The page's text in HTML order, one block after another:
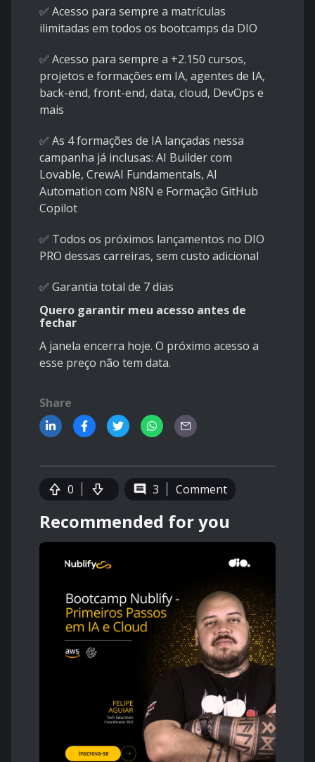
✅ Acesso para sempre a matrículas
ilimitadas em todos os bootcamps da DIO
✅ Acesso para sempre a +2.150 cursos,
projetos e formações em IA, agentes de IA,
back-end, front-end, data, cloud, DevOps e
mais
✅ As 4 formações de IA lançadas nessa
campanha já inclusas: AI Builder com
Lovable, CrewAI Fundamentals, AI
Automation com N8N e Formação GitHub
Copilot
✅ Todos os próximos lançamentos no DIO
PRO dessas carreiras, sem custo adicional
✅ Garantia total de 7 dias
Quero garantir meu acesso antes de
fechar
A janela encerra hoje. O próximo acesso a
esse preço não tem data.
Share
0 3 Comment
Recommended for you